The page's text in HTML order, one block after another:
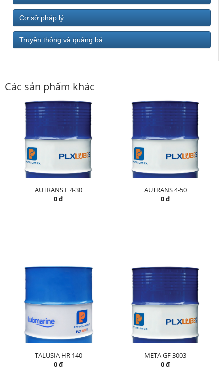
Cơ sở pháp lý
Truyền thông và quảng bá
Các sản phẩm khác
AUTRANS E 4-30
0 đ
AUTRANS 4-50
0 đ
TALUSIA HR 140
0 đ
META GF 3003
0 đ